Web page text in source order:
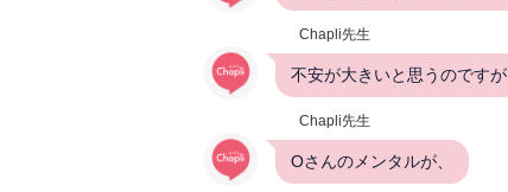
Chapli先生
不安が大きいと思うのですが
Chapli先生
Oさんのメンタルが、